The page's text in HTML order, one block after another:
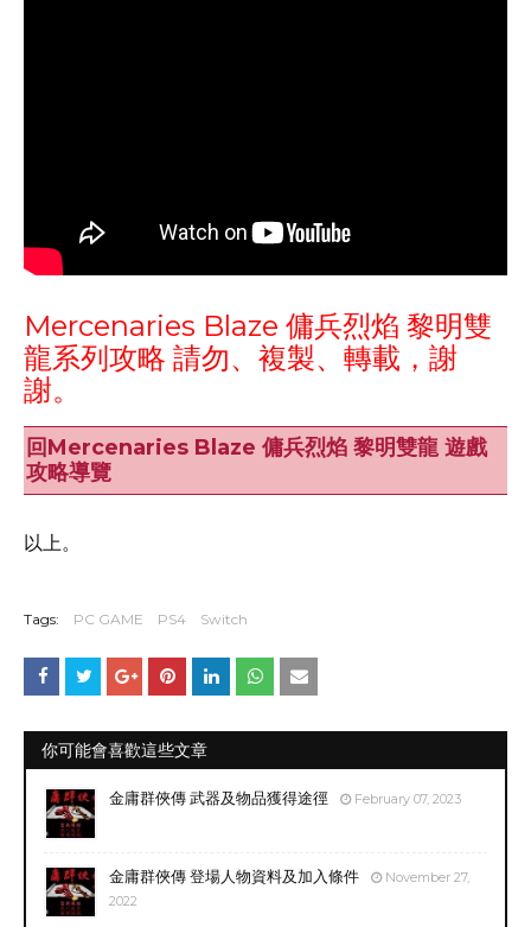
Mercenaries Blaze 傭兵烈焰 黎明雙
龍系列攻略 請勿、複製、轉載，謝
謝。
回Mercenaries Blaze 傭兵烈焰 黎明雙龍 遊戲
攻略導覽
以上。
Tags: PC GAME PS4 Switch
你可能會喜歡這些文章
金庸群俠傳 武器及物品獲得途徑 February 07, 2023
金庸群俠傳 登場人物資料及加入條件
November 27,
2022